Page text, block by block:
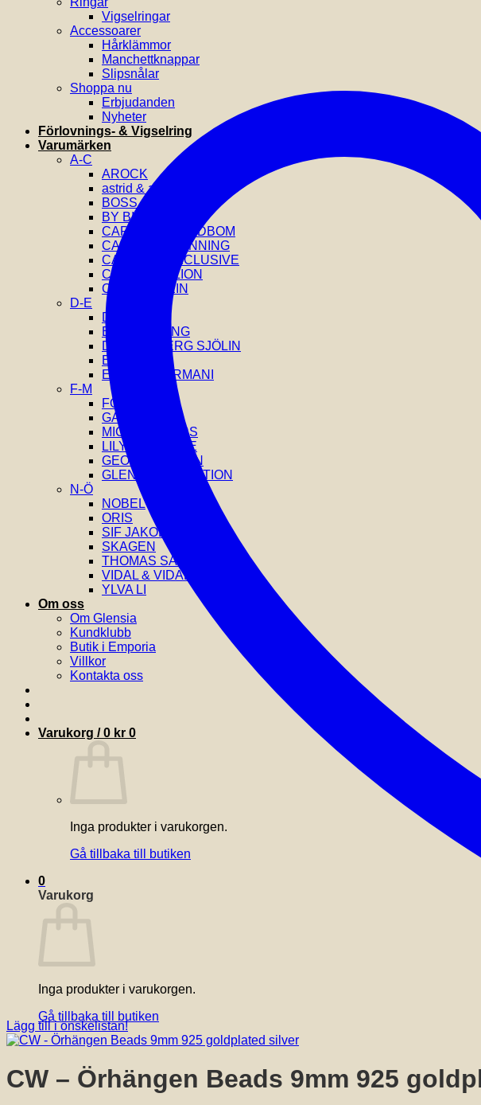
Vigselringar
Accessoarer
Hårklämmor
Manchettknappar
Slipsnålar
Shoppa nu
Erbjudanden
Nyheter
Förlovnings- & Vigselring
Varumärken
A-C
AROCK
astrid & agnes
BOSS
BY BILLGREN
CAROLINE SVEDBOM
CAROLINA GYNNING
CATWALK EXCLUSIVE
COEUR DE LION
CALVIN KLEIN
D-E
DIESEL
EFVA ATTLING
DRAKENBERG SJÖLIN
EDBLAD
EMPORIO ARMANI
F-M
FOSSIL
GANT
MICHAEL KORS
LILY AND ROSE
GEORG JENSEN
GLENSIA SELECTION
N-Ö
NOBEL
ORIS
SIF JAKOBS
SKAGEN
THOMAS SABO
VIDAL & VIDAL
YLVA LI
Om oss
Om Glensia
Kundklubb
Butik i Emporia
Villkor
Kontakta oss
Varukorg /0 kr 0
Inga produkter i varukorgen.
Gå tillbaka till butiken
0
Varukorg
Inga produkter i varukorgen.
Gå tillbaka till butiken
Lägg till i önskelistan!
CW – Örhängen Beads 9mm 925